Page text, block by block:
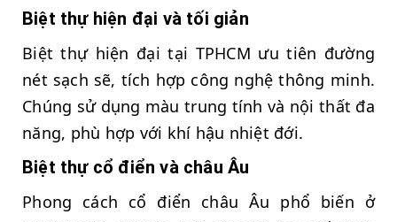
Biệt thự hiện đại và tối giản
Biệt thự hiện đại tại TPHCM ưu tiên đường
nét sạch sẽ, tích hợp công nghệ thông minh.
Chúng sử dụng màu trung tính và nội thất đa
năng, phù hợp với khí hậu nhiệt đới.
Biệt thự cổ điển và châu Âu
Phong cách cổ điển châu Âu phổ biến ở